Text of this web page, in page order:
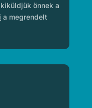
önnek a
a megrendelt